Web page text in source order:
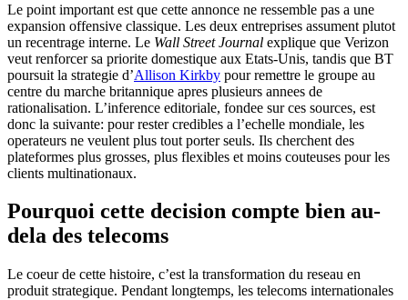
Le point important est que cette annonce ne ressemble pas a une
expansion offensive classique. Les deux entreprises assument plutot
un recentrage interne. Le Wall Street Journal explique que Verizon
veut renforcer sa priorite domestique aux Etats-Unis, tandis que BT
poursuit la strategie d’Allison Kirkby pour remettre le groupe au
centre du marche britannique apres plusieurs annees de
rationalisation. L’inference editoriale, fondee sur ces sources, est
donc la suivante: pour rester credibles a l’echelle mondiale, les
operateurs ne veulent plus tout porter seuls. Ils cherchent des
plateformes plus grosses, plus flexibles et moins couteuses pour les
clients multinationaux.
Pourquoi cette decision compte bien au-
dela des telecoms
Le coeur de cette histoire, c’est la transformation du reseau en
produit strategique. Pendant longtemps, les telecoms internationales